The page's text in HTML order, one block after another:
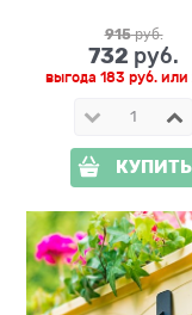
915 руб.
732 руб.
выгода 183 руб. или
КУПИТЬ